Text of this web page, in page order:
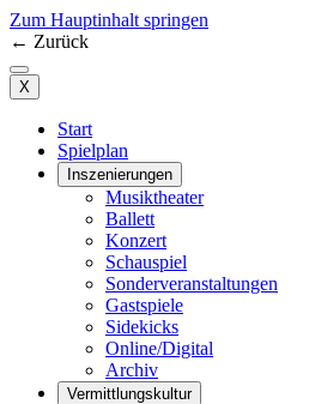
Zum Hauptinhalt springen
← Zurück
X
Start
Spielplan
Inszenierungen
Musiktheater
Ballett
Konzert
Schauspiel
Sonderveranstaltungen
Gastspiele
Sidekicks
Online/Digital
Archiv
Vermittlungskultur